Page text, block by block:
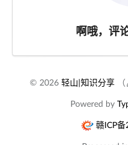
啊哦，评
© 2026轻山|知识分享 （
Powered by
赣ICP